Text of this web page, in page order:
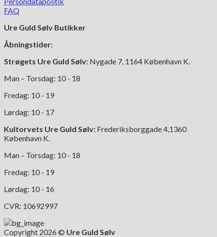
Mulighederne
vælges
varesiden
FAQ
Ure Guld Sølv Butikker
Åbningstider:
Strøgets Ure Guld Sølv: Nygade 7, 1164 København K.
Man – Torsdag: 10 - 18
Fredag: 10 - 19
Lørdag: 10 - 17
Kultorvets Ure Guld Sølv: Frederiksborggade 4,1360
København K.
Man – Torsdag: 10 - 18
Fredag: 10 - 19
Lørdag: 10 - 16
CVR: 10692997
Copyright 2026 © Ure Guld Sølv